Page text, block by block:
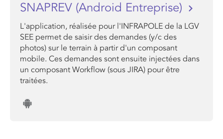
SNAPREV (Android Entreprise)
L'application, réalisée pour l'INFRAPOLE de la LGV
SEE permet de saisir des demandes (y/c des
photos) sur le terrain à partir d'un composant
mobile. Ces demandes sont ensuite injectées dans
un composant Workflow (sous JIRA) pour être
traitées.